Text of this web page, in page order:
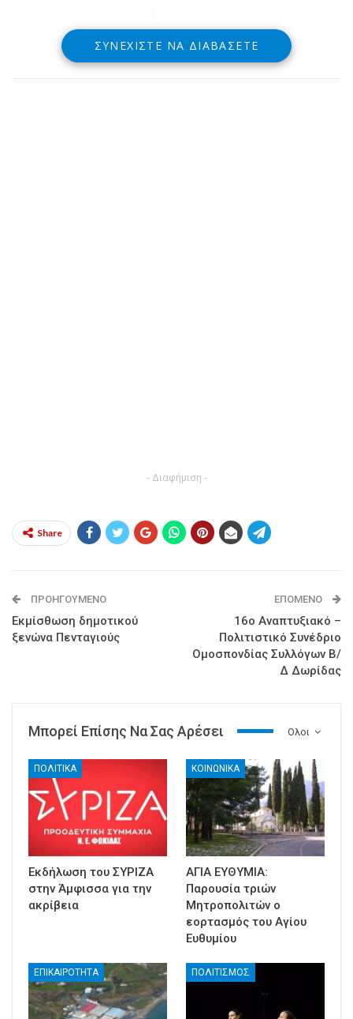
μοναστηριακό κέρασμα και πανηγυρική τράπεζα.
ΣΥΝΕΧΊΣΤΕ ΝΑ ΔΙΑΒΆΣΕΤΕ
- Διαφήμιση -
Share
ΠΡΟΗΓΟΎΜΕΝΟ
Εκμίσθωση δημοτικού
ξενώνα Πενταγιούς
ΕΠΌΜΕΝΟ
16ο Αναπτυξιακό –
Πολιτιστικό Συνέδριο
Ομοσπονδίας Συλλόγων Β/
Δ Δωρίδας
Ολοι
Μπορεί Επίσης Να Σας Αρέσει
ΠΟΛΙΤΙΚΑ
Εκδήλωση του ΣΥΡΙΖΑ
στην Άμφισσα για την
ακρίβεια
ΚΟΙΝΩΝΙΚΑ
ΑΓΙΑ ΕΥΘΥΜΙΑ:
Παρουσία τριών
Μητροπολιτών ο
εορτασμός του Αγίου
Ευθυμίου
ΕΠΙΚΑΙΡΟΤΗΤΑ ΠΟΛΙΤΙΣΜΟΣ